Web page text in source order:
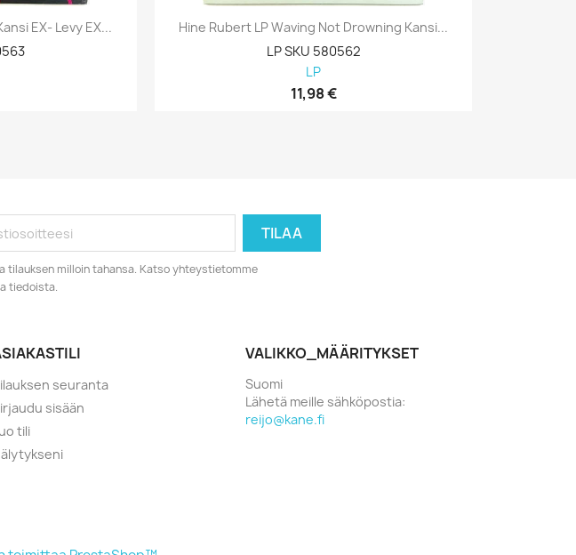
EX- Levy EX... Hine Rubert LP Waving Not Drowning Kansi...
LP SKU 580562
LP
11,98 €
tilauksen milloin tahansa. Katso yhteystietomme
tiedoista.
seuranta
sisään
tili
VALIKKO_MÄÄRITYKSET
Suomi
Lähetä meille sähköpostia:
reijo@kane.fi